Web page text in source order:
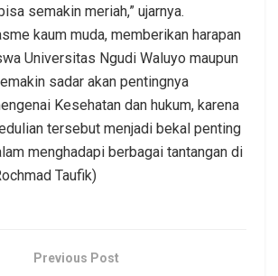
semakin meriah,” ujarnya.
kaum muda, memberikan harapan
Universitas Ngudi Waluyo maupun
sadar akan pentingnya
Kesehatan dan hukum, karena
tersebut menjadi bekal penting
menghadapi berbagai tantangan di
Taufik)
Previous Post